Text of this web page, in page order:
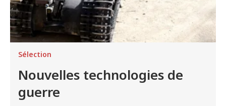
Sélection
Nouvelles technologies de
guerre